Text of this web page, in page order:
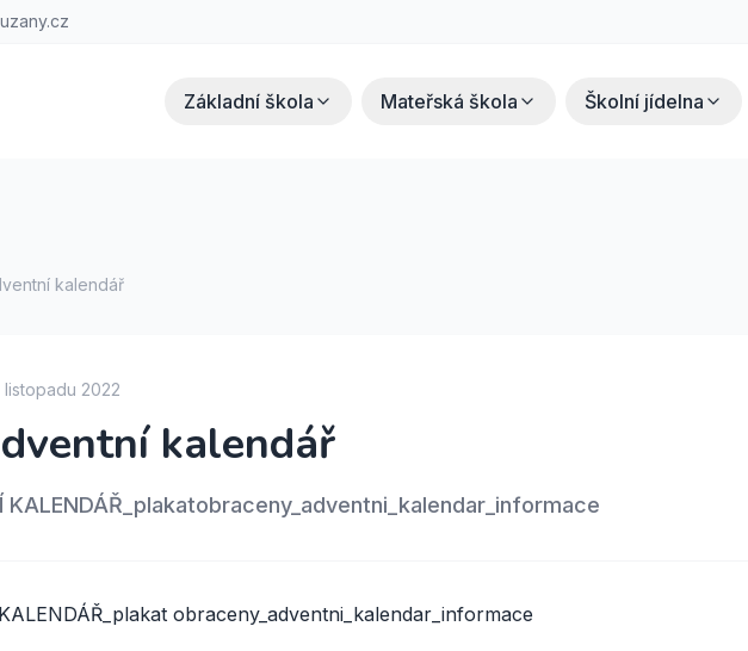
Základní škola Mateřská škola Školní jídelna
kalendář
listopadu 2022
kalendář
KALENDÁŘ_plakatobraceny_adventni_kalendar_informace
obraceny_adventni_kalendar_informace